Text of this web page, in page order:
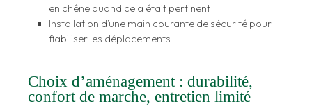
en chêne quand cela était pertinent
Installation d’une main courante de sécurité pour
fiabiliser les déplacements
Choix d’aménagement : durabilité,
confort de marche, entretien limité